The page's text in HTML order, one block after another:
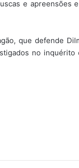
e apreensões
que defende
no inquérito